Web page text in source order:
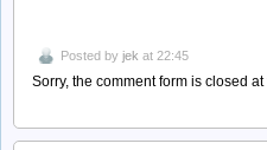
Posted by jek at 22:45
Sorry, the comment form is closed at